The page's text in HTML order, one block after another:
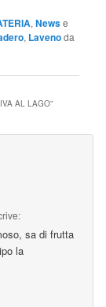
,Newse
, Lavenoda
AL LAGO”
sa di frutta
la